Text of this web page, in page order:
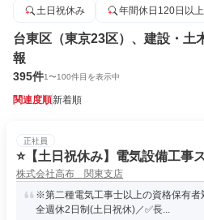
土日祝休み
年間休日120日以上
台東区（東京23区）、建設・土
報
395件1〜100件目を表示中
関連度順新着順
正社員
⭐️【土日祝休み】電気設備工事
株式会社高布 関東支店
※第二種電気工事士以上の資格保有者
全週休2日制(土日祝休)／✅長...